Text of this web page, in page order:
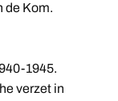
de Kom.
1945.
verzet in